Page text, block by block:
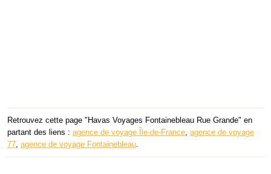
Retrouvez cette page "Havas Voyages Fontainebleau Rue Grande" en
partant des liens : agence de voyage Île-de-France, agence de voyage
77, agence de voyage Fontainebleau.